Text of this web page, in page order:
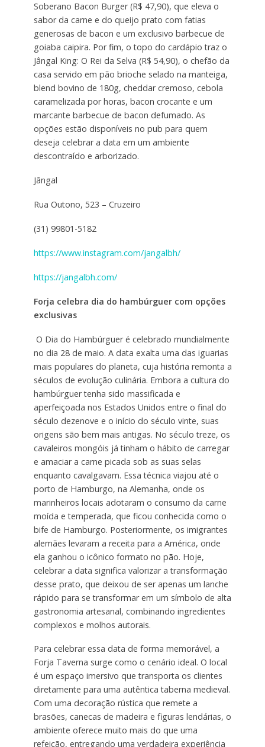
Soberano Bacon Burger (R$ 47,90), que eleva o
sabor da carne e do queijo prato com fatias
generosas de bacon e um exclusivo barbecue de
goiaba caipira. Por fim, o topo do cardápio traz o
Jângal King: O Rei da Selva (R$ 54,90), o chefão da
casa servido em pão brioche selado na manteiga,
blend bovino de 180g, cheddar cremoso, cebola
caramelizada por horas, bacon crocante e um
marcante barbecue de bacon defumado. As
opções estão disponíveis no pub para quem
deseja celebrar a data em um ambiente
descontraído e arborizado.
Jângal
Rua Outono, 523 – Cruzeiro
(31) 99801-5182
https://www.instagram.com/jangalbh/
https://jangalbh.com/
Forja celebra dia do hambúrguer com opções
exclusivas
O Dia do Hambúrguer é celebrado mundialmente
no dia 28 de maio. A data exalta uma das iguarias
mais populares do planeta, cuja história remonta a
séculos de evolução culinária. Embora a cultura do
hambúrguer tenha sido massificada e
aperfeiçoada nos Estados Unidos entre o final do
século dezenove e o início do século vinte, suas
origens são bem mais antigas. No século treze, os
cavaleiros mongóis já tinham o hábito de carregar
e amaciar a carne picada sob as suas selas
enquanto cavalgavam. Essa técnica viajou até o
porto de Hamburgo, na Alemanha, onde os
marinheiros locais adotaram o consumo da carne
moída e temperada, que ficou conhecida como o
bife de Hamburgo. Posteriormente, os imigrantes
alemães levaram a receita para a América, onde
ela ganhou o icônico formato no pão. Hoje,
celebrar a data significa valorizar a transformação
desse prato, que deixou de ser apenas um lanche
rápido para se transformar em um símbolo de alta
gastronomia artesanal, combinando ingredientes
complexos e molhos autorais.
Para celebrar essa data de forma memorável, a
Forja Taverna surge como o cenário ideal. O local
é um espaço imersivo que transporta os clientes
diretamente para uma autêntica taberna medieval.
Com uma decoração rústica que remete a
brasões, canecas de madeira e figuras lendárias, o
ambiente oferece muito mais do que uma
refeição, entregando uma verdadeira experiência